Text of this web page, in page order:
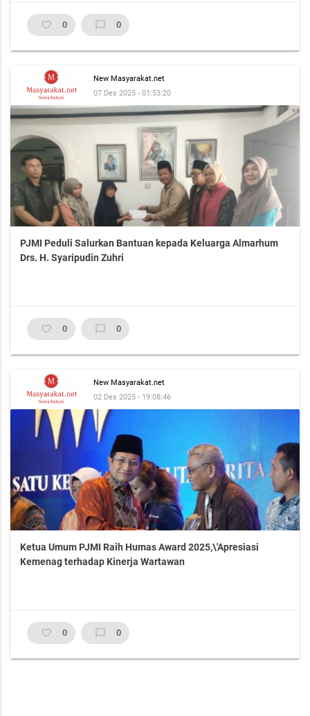
favorite_border 0 chat_bubble_outline 0
New Masyarakat.net
07 Des 2025 - 01:53:20
PJMI Peduli Salurkan Bantuan kepada Keluarga Almarhum
Drs. H. Syaripudin Zuhri
favorite_border 0 chat_bubble_outline 0
New Masyarakat.net
02 Des 2025 - 19:08:46
Ketua Umum PJMI Raih Humas Award 2025,\'Apresiasi
Kemenag terhadap Kinerja Wartawan
favorite_border 0 chat_bubble_outline 0